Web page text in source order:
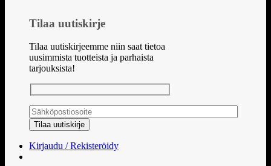
Tilaa uutiskirje
Tilaa uutiskirjeemme niin saat tietoa
uusimmista tuotteista ja parhaista
tarjouksista!
Kirjaudu / Rekisteröidy